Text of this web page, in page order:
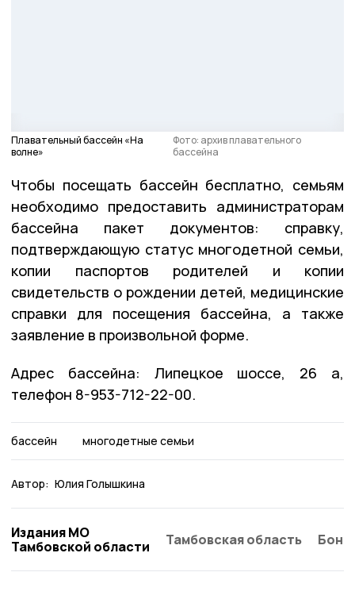
Плавательный бассейн «На
волне»
Фото: архив плавательного
бассейна
Чтобы посещать бассейн бесплатно, семьям
необходимо предоставить администраторам
бассейна пакет документов: справку,
подтверждающую статус многодетной семьи,
копии паспортов родителей и копии
свидетельств о рождении детей, медицинские
справки для посещения бассейна, а также
заявление в произвольной форме.
Адрес бассейна: Липецкое шоссе, 26 а,
телефон 8-953-712-22-00.
бассейн многодетные семьи
Автор: Юлия Голышкина
Издания МО
Тамбовской области
Тамбовская область